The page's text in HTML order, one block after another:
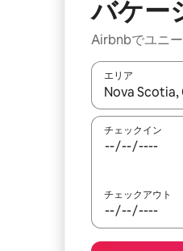
バケー
Airbnbでユニ
エリア
検索結果が表
チェックイン
チェックアウト